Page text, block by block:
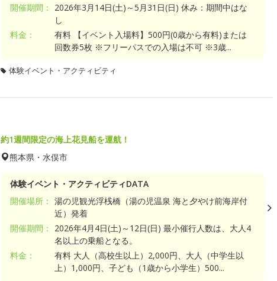
開催期間：
2026年3月14日(土)～5月31日(日) 休み：期間中はな
し
料金：
有料 【イベント入場料】500円(0歳から有料)または
回数券5枚 ※フリーパスでの入場は不可 ※3歳...
体験イベント・アクティビティ
約1週間限定の海上花見船を運航！
熊本県・水俣市
体験イベント・アクティビティDATA
開催場所： 湯の児観光浮桟橋（湯の児温泉 海と夕やけ前海岸付
近）発着
開催期間：
2026年4月4日(土)～12日(日) 最小催行人数は、大人4
名以上の乗船となる。
料金：
有料 大人（高校生以上）2,000円、大人（中学生以
上）1,000円、子ども（1歳から小学生）500...